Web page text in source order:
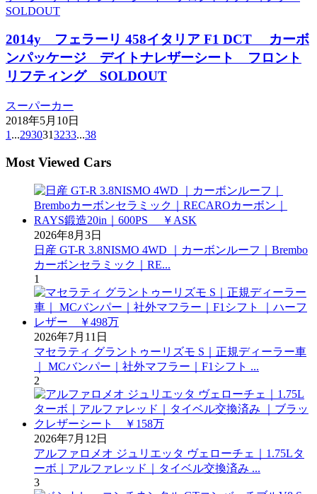
2014y フェラーリ 458イタリア F1 DCT カーボ
ンパッケージ デイトナレザーシート フロント
リフティング SOLDOUT
スーパーカー
2018年5月10日
1 ...2930313233...38
Most Viewed Cars
2026年8月3日
日産 GT-R 3.8NISMO 4WD ｜カーボンルーフ｜Brembo
カーボンセラミック｜RE...
1
2026年7月11日
マセラティ グラントゥーリズモ S｜正規ディーラー車
｜ MCバンパー｜社外マフラー｜F1シフト ...
2
2026年7月12日
アルファロメオ ジュリエッタ ヴェローチェ｜1.75Lタ
ーボ｜アルファレッド｜タイベル交換済み ...
3